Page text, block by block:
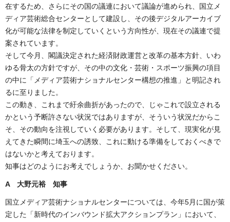
在するため、さらにその国の議連において議論が進められ、国立メ
ディア芸術総合センターとして建設し、その後デジタルアーカイブ
化が可能な法律を制定していくという方向性が、現在その議連で提
案されています。
そして今月、閣議決定された経済財政運営と改革の基本方針、いわ
ゆる骨太の方針ですが、その中の文化・芸術・スポーツ振興の項目
の中に「メディア芸術ナショナルセンター構想の推進」と明記され
るに至りました。
この動き、これまで紆余曲折があったので、じゃこれで設立される
かという予断許さない状況ではありますが、そういう状況だからこ
そ、その動向を注視していく必要があります。そして、現実化が見
えてきた瞬間に埼玉への誘致、これに動ける準備をしておくべきで
はないかと考えております。
知事はどのようにお考えでしょうか、お聞かせください。
A 大野元裕 知事
国立メディア芸術ナショナルセンターについては、今年5月に国が策
定した「新時代のインバウンド拡大アクションプラン」において、